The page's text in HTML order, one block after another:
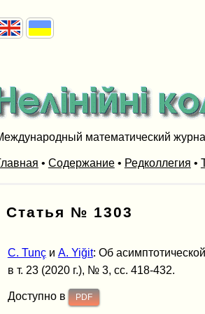
математический
• Содержание• Редколлегия •
Статья № 1303
C. Tunçи A. Yiğit: Об
в т. 23 (2020 г.), № 3, сс. 418-432.
Доступно в PDF